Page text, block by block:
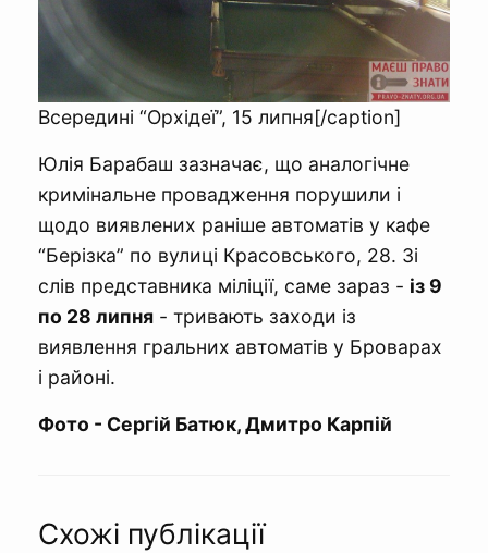
Всередині “Орхідеї”, 15 липня[/caption]
Юлія Барабаш зазначає, що аналогічне
кримінальне провадження порушили і
щодо виявлених раніше автоматів у кафе
“Берізка” по вулиці Красовського, 28. Зі
слів представника міліції, саме зараз - із 9
по 28 липня - тривають заходи із
виявлення гральних автоматів у Броварах
і районі.
Фото - Сергій Батюк, Дмитро Карпій
Схожі публікації